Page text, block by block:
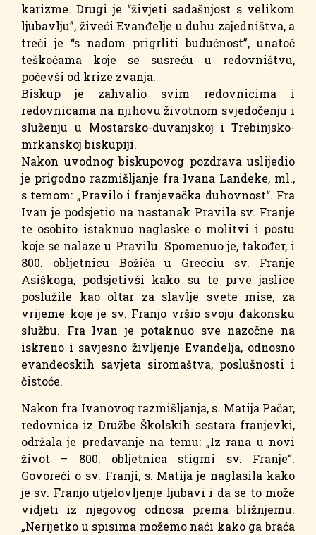
karizme. Drugi je “živjeti sadašnjost s velikom
ljubavlju”, živeći Evanđelje u duhu zajedništva, a
treći je “s nadom prigrliti budućnost”, unatoč
teškoćama koje se susreću u redovništvu,
počevši od krize zvanja.
Biskup je zahvalio svim redovnicima i
redovnicama na njihovu životnom svjedočenju i
služenju u Mostarsko-duvanjskoj i Trebinjsko-
mrkanskoj biskupiji.
Nakon uvodnog biskupovog pozdrava uslijedio
je prigodno razmišljanje fra Ivana Landeke, ml.,
s temom: „Pravilo i franjevačka duhovnost“. Fra
Ivan je podsjetio na nastanak Pravila sv. Franje
te osobito istaknuo naglaske o molitvi i postu
koje se nalaze u Pravilu. Spomenuo je, također, i
800. obljetnicu Božića u Grecciu sv. Franje
Asiškoga, podsjetivši kako su te prve jaslice
poslužile kao oltar za slavlje svete mise, za
vrijeme koje je sv. Franjo vršio svoju đakonsku
službu. Fra Ivan je potaknuo sve nazočne na
iskreno i savjesno življenje Evanđelja, odnosno
evanđeoskih savjeta siromaštva, poslušnosti i
čistoće.
Nakon fra Ivanovog razmišljanja, s. Matija Pačar,
redovnica iz Družbe Školskih sestara franjevki,
održala je predavanje na temu: „Iz rana u novi
život – 800. obljetnica stigmi sv. Franje“.
Govoreći o sv. Franji, s. Matija je naglasila kako
je sv. Franjo utjelovljenje ljubavi i da se to može
vidjeti iz njegovog odnosa prema bližnjemu.
„Nerijetko u spisima možemo naći kako ga braća